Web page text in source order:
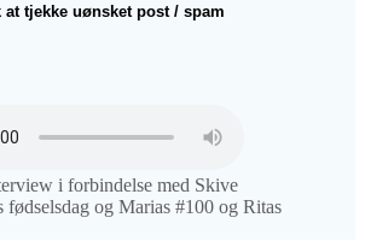
at tjekke uønsket post / spam
i forbindelse med Skive
fødselsdag og Marias #100 og Ritas